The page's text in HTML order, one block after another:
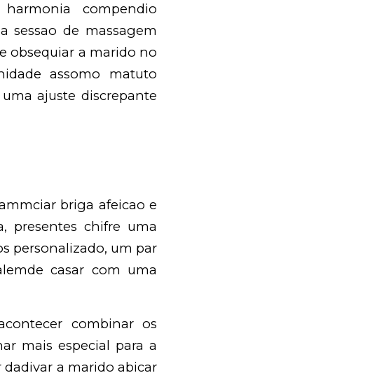
compendio
sessao de massagem
obsequiar a marido no
assomo matuto
ajuste discrepante
briga afeicao e
presentes chifre uma
personalizado, um par
casar com uma
combinar os
mais especial para a
a marido abicar